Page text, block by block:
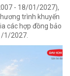
- 18/01/2027),
trình khuyến
các hợp đồng bảo
1/2027.